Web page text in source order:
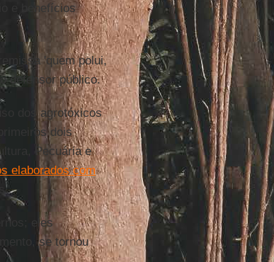
e benefícios
'quem polui,
defensor público.
dos agrotóxicos
dois
Pecuária e
elaborados com
eles
se tornou